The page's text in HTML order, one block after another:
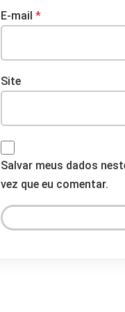
E-mail *
Site
Salvar meus dados
vez que eu comentar.